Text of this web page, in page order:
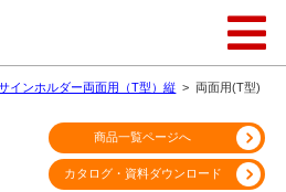
インホルダー両面用（T型）縦 >両面用(T型)
商品一覧ページへ
カタログ・資料ダウンロード